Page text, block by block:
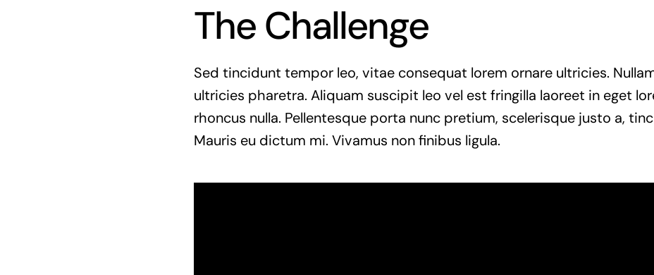
The Challenge
Sed tincidunt tempor leo, vitae consequat lorem ornare ultricies.
ultricies pharetra. Aliquam suscipit leo vel est fringilla laoreet in eget
rhoncus nulla. Pellentesque porta nunc pretium, scelerisque justo a,
Mauris eu dictum mi. Vivamus non finibus ligula.